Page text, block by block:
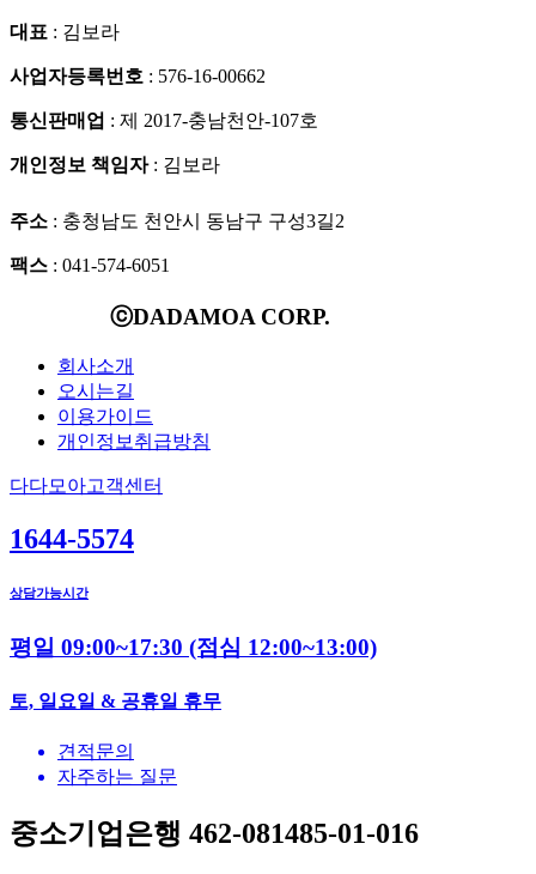
대표 : 김보라
사업자등록번호 : 576-16-00662
통신판매업 : 제 2017-충남천안-107호
개인정보 책임자: 김보라
주소 : 충청남도 천안시 동남구 구성3길2
팩스 : 041-574-6051
ⓒDADAMOA CORP.
회사소개
오시는길
이용가이드
개인정보취급방침
다다모아고객센터
1644-5574
상담가능시간
평일 09:00~17:30 (점심 12:00~13:00)
토, 일요일 & 공휴일 휴무
견적문의
자주하는 질문
중소기업은행 462-081485-01-016